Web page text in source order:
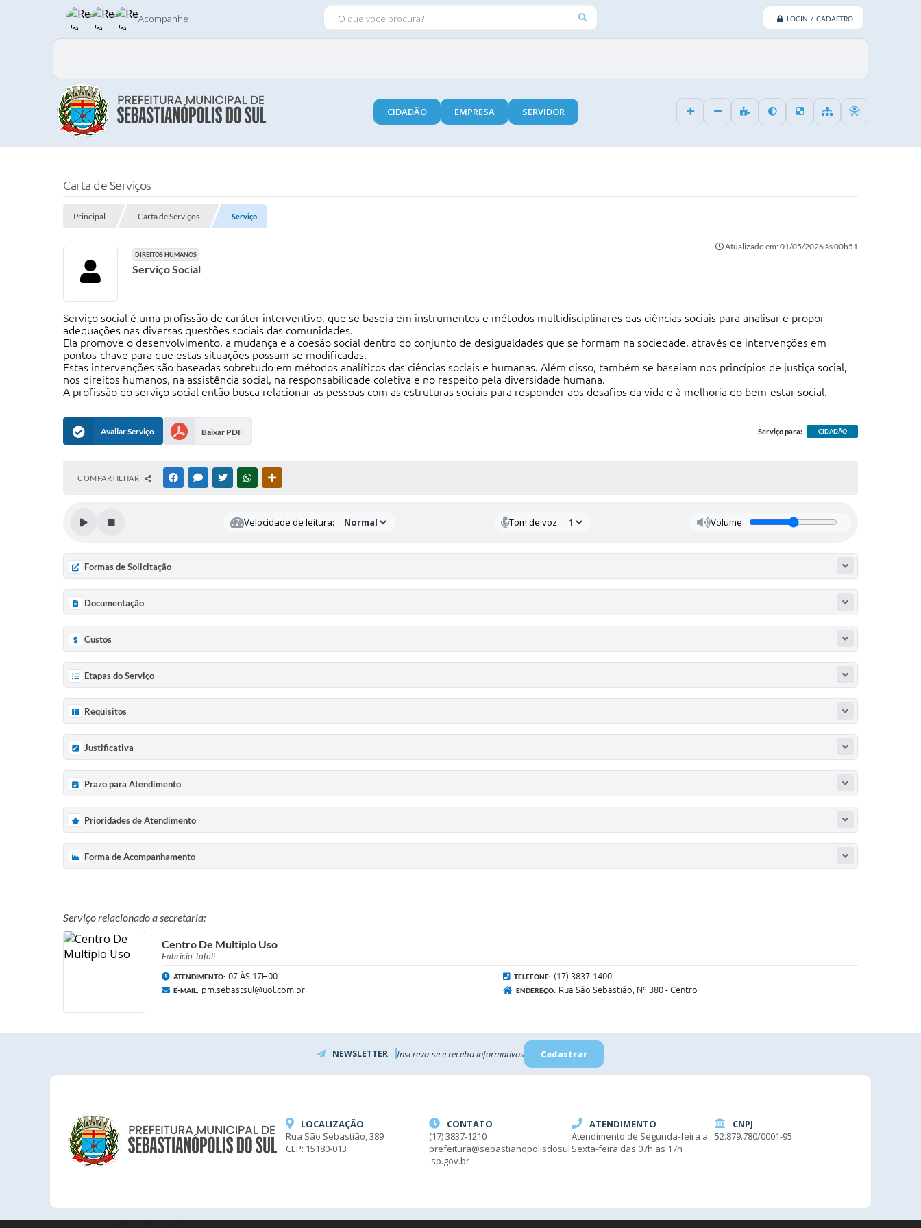
LOGIN / CADASTRO
O QUE VOCE PROCURA?
Acompanhe
CIDADÃO EMPRESA SERVIDOR
Carta de Serviços
Principal Carta de Serviços Serviço
Atualizado em: 01/05/2026 às 00h51
DIREITOS HUMANOS
Serviço Social
Serviço social é uma profissão de caráter interventivo, que se baseia em instrumentos e métodos multidisciplinares das ciências sociais para analisar e propor
adequações nas diversas questões sociais das comunidades.
Ela promove o desenvolvimento, a mudança e a coesão social dentro do conjunto de desigualdades que se formam na sociedade, através de intervenções em
pontos-chave para que estas situações possam se modificadas.
Estas intervenções são baseadas sobretudo em métodos analíticos das ciências sociais e humanas. Além disso, também se baseiam nos princípios de justiça social,
nos direitos humanos, na assistência social, na responsabilidade coletiva e no respeito pela diversidade humana.
A profissão do serviço social então busca relacionar as pessoas com as estruturas sociais para responder aos desafios da vida e à melhoria do bem-estar social.
Avaliar Serviço Baixar PDF Serviço para: CIDADÃO
COMPARTILHAR FACEBOOKMESSENGER
TWITTERWHATSAPP
Velocidade de leitura: Tom de voz: Volume
Formas de Solicitação
Documentação
Custos
Etapas do Serviço
Requisitos
Justificativa
Prazo para Atendimento
Prioridades de Atendimento
Forma de Acompanhamento
Serviço relacionado a secretaria:
Centro De Multiplo Uso
Fabricio Tofoli
ATENDIMENTO: 07 ÀS 17H00 TELEFONE: (17) 3837-1400
E-MAIL: pm.sebastsul@uol.com.br ENDEREÇO: Rua São Sebastião, Nº 380 - Centro
NEWSLETTER Inscreva-se e receba informativos Cadastrar
LOCALIZAÇÃO
Rua São Sebastião, 389
CEP: 15180-013
CONTATO
(17) 3837-1210
prefeitura@sebastianopolisdosul
.sp.gov.br
ATENDIMENTO
Atendimento de Segunda-feira a
Sexta-feira das 07h as 17h
CNPJ
52.879.780/0001-95